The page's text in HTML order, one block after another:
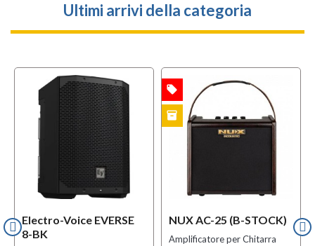
Ultimi arrivi della categoria
Electro-Voice EVERSE
8-BK
NUX AC-25 (B-STOCK)
Amplificatore per Chitarra
OFFERTA local_offer
B-STOCK inventory